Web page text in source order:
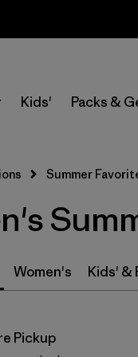
Kids' Packs &
Summer
Women's Kids' &
Pickup